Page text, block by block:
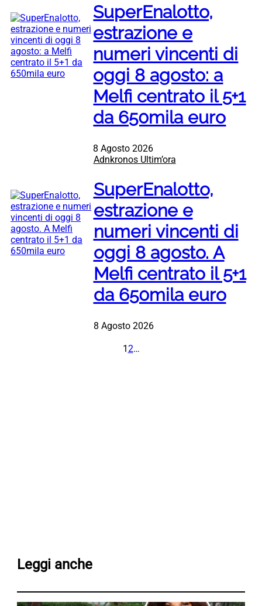
SuperEnalotto,
estrazione e
numeri vincenti di
oggi 8 agosto: a
Melfi centrato il 5+1
da 650mila euro
8 Agosto 2026
Adnkronos Ultim’ora
SuperEnalotto,
estrazione e
numeri vincenti di
oggi 8 agosto. A
Melfi centrato il 5+1
da 650mila euro
8 Agosto 2026
1 2…
Leggi anche